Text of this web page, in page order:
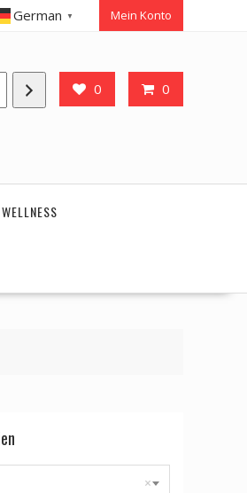
German ▼ Mein Konto
0 0
×